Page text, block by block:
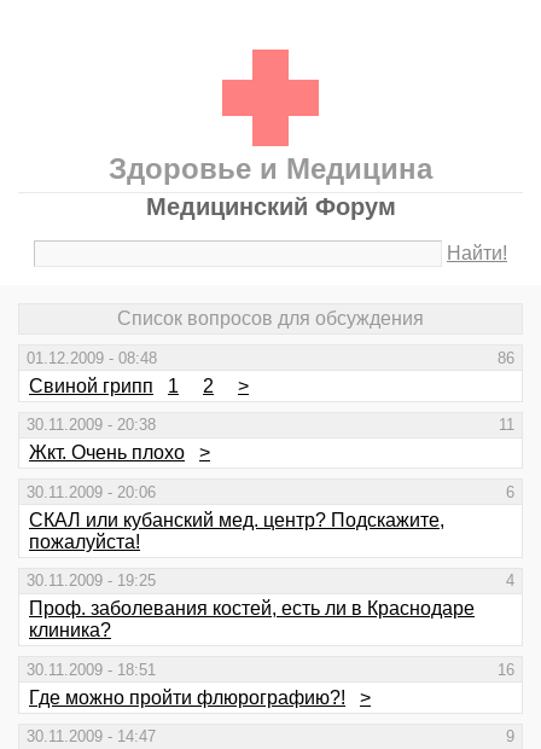
Здоровье и Медицина
Медицинский Форум
Найти!
Список вопросов для обсуждения
01.12.2009 - 08:48 86
Свиной грипп 1 2 >
30.11.2009 - 20:38 11
Жкт. Очень плохо >
30.11.2009 - 20:06 6
СКАЛ или кубанский мед. центр? Подскажите,
пожалуйста!
30.11.2009 - 19:25 4
Проф. заболевания костей, есть ли в Краснодаре
клиника?
30.11.2009 - 18:51 16
Где можно пройти флюрографию?! >
30.11.2009 - 14:47 9